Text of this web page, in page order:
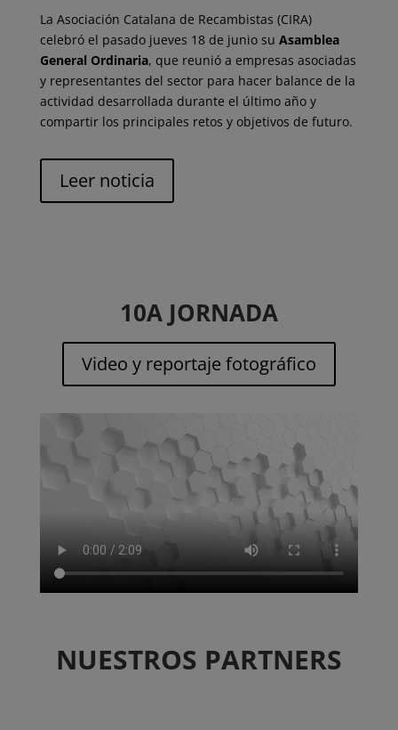
La Asociación Catalana de Recambistas (CIRA)
celebró el pasado jueves 18 de junio su Asamblea
General Ordinaria, que reunió a empresas asociadas
y representantes del sector para hacer balance de la
actividad desarrollada durante el último año y
compartir los principales retos y objetivos de futuro.
Leer noticia
10A JORNADA
Video y reportaje fotográfico
NUESTROS PARTNERS